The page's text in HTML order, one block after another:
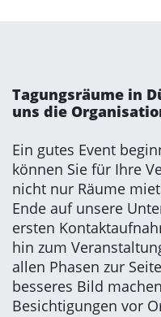
Tagungsräume in
uns die
Ein gutes Event
können Sie für Ihre
nicht nur Räume
Ende auf unsere
ersten
hin zum
allen Phasen zur
besseres Bild
Besichtigungen vor